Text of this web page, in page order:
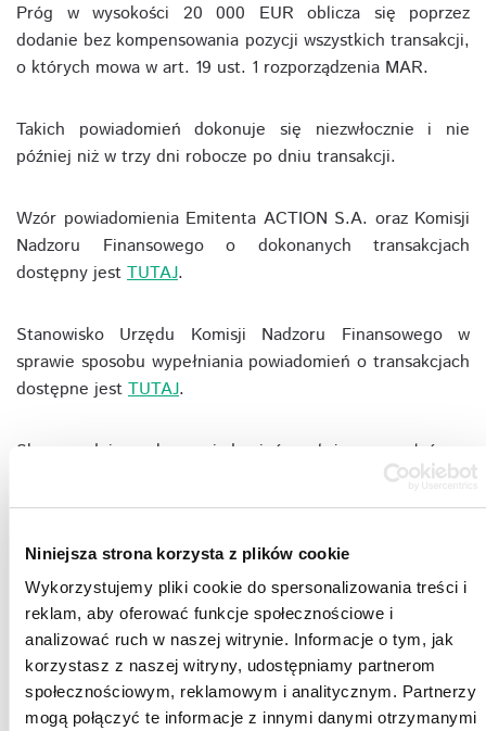
Niniejsza strona korzysta z plików cookie
Wykorzystujemy pliki cookie do spersonalizowania treści i
reklam, aby oferować funkcje społecznościowe i
analizować ruch w naszej witrynie. Informacje o tym, jak
korzystasz z naszej witryny, udostępniamy partnerom
społecznościowym, reklamowym i analitycznym. Partnerzy
mogą połączyć te informacje z innymi danymi otrzymanymi
Próg w wysokości 20 000 EUR oblicza się poprzez
dodanie bez kompensowania pozycji wszystkich transakcji,
o których mowa w art. 19 ust. 1 rozporządzenia MAR.
Takich powiadomień dokonuje się niezwłocznie i nie
później niż w trzy dni robocze po dniu transakcji.
Wzór powiadomienia Emitenta ACTION S.A. oraz Komisji
Nadzoru Finansowego o dokonanych transakcjach
dostępny jest TUTAJ.
Stanowisko Urzędu Komisji Nadzoru Finansowego w
sprawie sposobu wypełniania powiadomień o transakcjach
dostępne jest TUTAJ.
Skan podpisanych powiadomień należy przesyłać na
olga.gams@action.pl
krzysztof.bialy@action.pl
KNF: 19mar.knf.gov.pl
Osoba blisko związana oznacza: